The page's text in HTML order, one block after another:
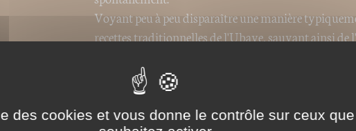
Voyant peu à peu disparaître une manière
recettes traditionnelles de l'Ubaye, sauvant ainsi
Au fil du temps, l'auteur a aussi appris à
des dons de la nature, toujours bienvenus en ce haut
Sa formation artistique et son amour des bonnes
des cookies et vous donne le contrôle sur ceux